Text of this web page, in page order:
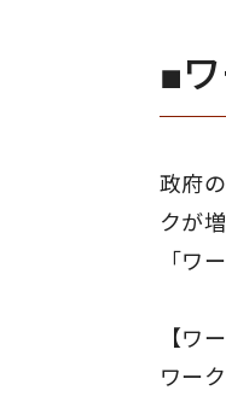
■
政府
クが
「ワ
【ワ
ワー